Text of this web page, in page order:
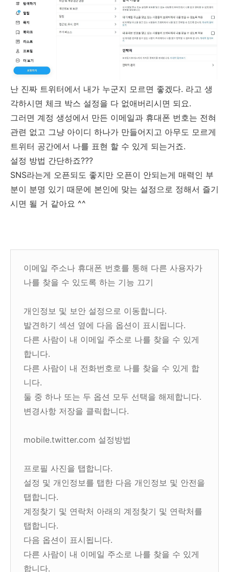
난 진짜 트위터에서 내가 누군지 모르면 좋겠다. 라고 생
각하시면 체크 박스 설정을 다 없애버리시면 되요.
그러면 계정 생성에서 만든 이메일과 휴대폰 번호는 전혀
관련 없고 그냥 아이디 하나가 만들어지고 아무도 모르게
트위터 공간에서 나를 표현 할 수 있게 되는거죠.
설정 방법 간단하죠???
SNS라는게 오픈되도 좋지만 오픈이 안되는게 매력인 부
분이 분명 있기 때문에 본인에 맞는 설정으로 정해서 즐기
시면 될 거 같아요 ^^
이메일 주소나 휴대폰 번호를 통해 다른 사용자가
나를 찾을 수 있도록 하는 기능 끄기
개인정보 및 보안 설정으로 이동합니다.
발견하기 섹션 옆에 다음 옵션이 표시됩니다.
다른 사람이 내 이메일 주소로 나를 찾을 수 있게
합니다.
다른 사람이 내 전화번호로 나를 찾을 수 있게 합
니다.
둘 중 하나 또는 두 옵션 모두 선택을 해제합니다.
변경사항 저장을 클릭합니다.
mobile.twitter.com 설정방법
프로필 사진을 탭합니다.
설정 및 개인정보를 탭한 다음 개인정보 및 안전을
탭합니다.
계정찾기 및 연락처 아래의 계정찾기 및 연락처를
탭합니다.
다음 옵션이 표시됩니다.
다른 사람이 내 이메일 주소로 나를 찾을 수 있게
합니다.